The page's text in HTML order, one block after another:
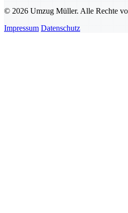
© 2026 Umzug Müller. Alle Rechte
Impressum Datenschutz